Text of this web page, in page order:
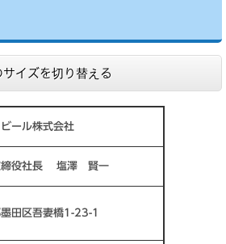
サイズを切り替える
ール株式会社
締役社長 塩澤 賢一
田区吾妻橋1-23-1